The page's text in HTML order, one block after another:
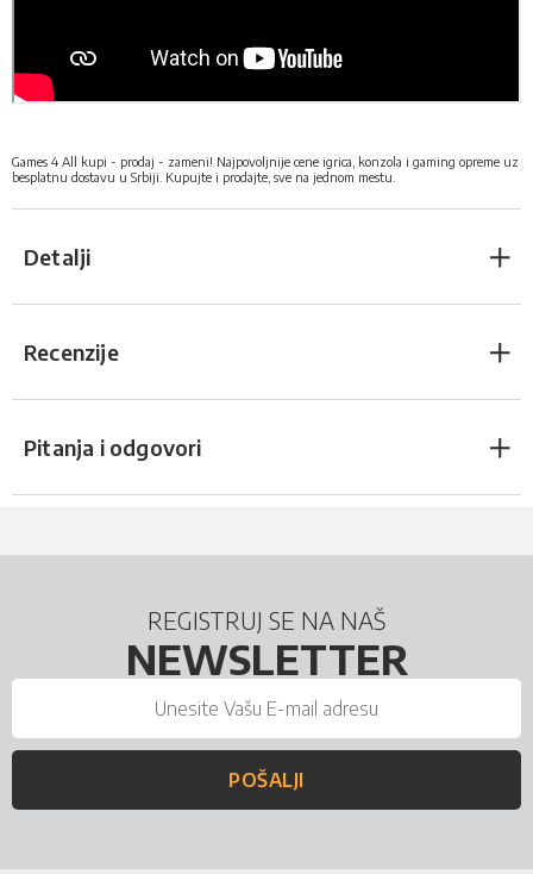
Games 4 All kupi - prodaj - zameni! Najpovoljnije cene igrica, konzola i gaming opreme uz
besplatnu dostavu u Srbiji Kupujte i prodajte, sve na jednom mestu.
Detalji
Recenzije
Pitanja i odgovori
REGISTRUJ SE NA NAŠ
NEWSLETTER
POŠALJI